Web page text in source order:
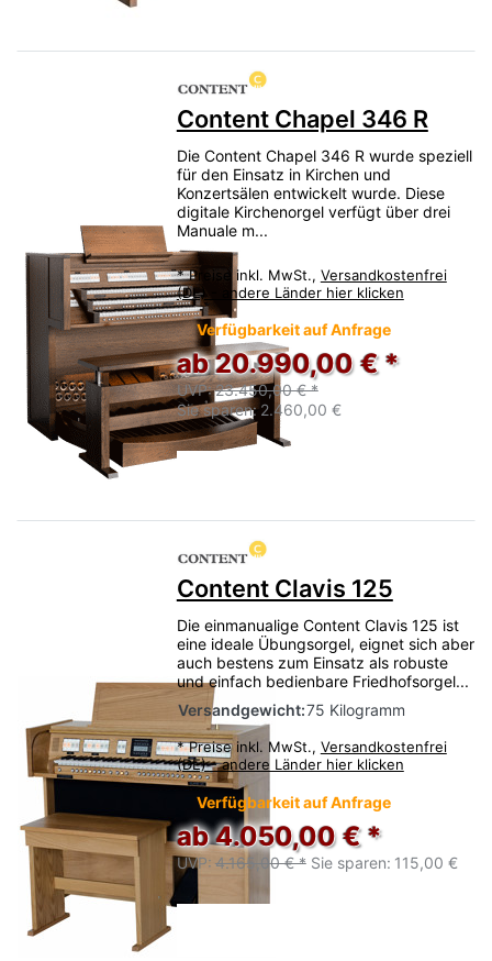
Content Chapel 346 R
Die Content Chapel 346 R wurde speziell
für den Einsatz in Kirchen und
Konzertsälen entwickelt wurde. Diese
digitale Kirchenorgel verfügt über drei
Manuale m...
* Preise inkl. MwSt., Versandkostenfrei
(DE) - andere Länder hier klicken
Verfügbarkeit auf Anfrage
ab 20.990,00 € *
UVP:23.450,00 € *
Sie sparen: 2.460,00 €
Content Clavis 125
Die einmanualige Content Clavis 125 ist
eine ideale Übungsorgel, eignet sich aber
auch bestens zum Einsatz als robuste
und einfach bedienbare Friedhofsorgel...
Versandgewicht:75 Kilogramm
* Preise inkl. MwSt., Versandkostenfrei
(DE) - andere Länder hier klicken
Verfügbarkeit auf Anfrage
ab 4.050,00 € *
UVP: 4.165,00 € * Sie sparen: 115,00 €